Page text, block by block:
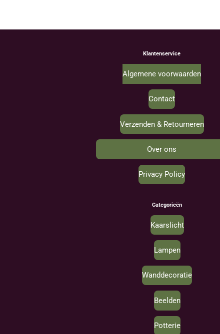
Klantenservice
Algemene voorwaarden
Contact
Verzenden & Retourneren
Over ons
Privacy Policy
Categorieën
Kaarslicht
Lampen
Wanddecoratie
Beelden
Potterie